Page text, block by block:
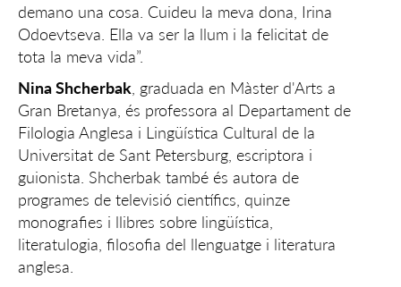
demano una cosa. Cuideu la meva dona, Irina
Odoevtseva. Ella va ser la llum i la felicitat de
tota la meva vida”.
Nina Shcherbak , graduada en Màster d'Arts a
Gran Bretanya, és professora al Departament de
Filologia Anglesa i Lingüística Cultural de la
Universitat de Sant Petersburg, escriptora i
guionista. Shcherbak també és autora de
programes de televisió científics, quinze
monografies i llibres sobre lingüística,
literatulogia, filosofia del llenguatge i literatura
anglesa.